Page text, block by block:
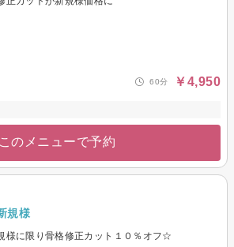
60分 ￥4,950
このメニューで予約
規様
様に限り骨格修正カット１０％オフ☆